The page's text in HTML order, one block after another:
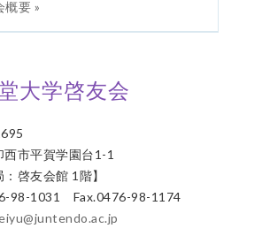
概要 »
大学啓友会
西市平賀学園台1-1
：啓友会館 1階】
98-1031 Fax.0476-98-1174